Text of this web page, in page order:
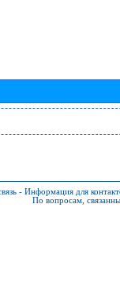
- Информация для
По вопросам,